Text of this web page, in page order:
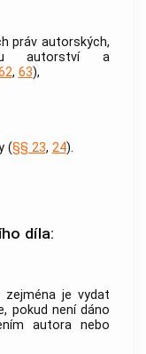
práv autorských,
autorství a
, 63),
(§§ 23, 24).
díla:
zejména je vydat
pokud není dáno
autora nebo